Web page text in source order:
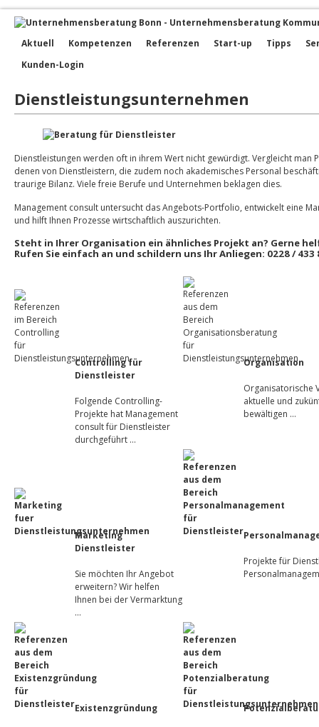
Aktuell Kompetenzen Referenzen Start-up Tipps
Kunden-Login
Dienstleistungsunternehmen
Dienstleistungen werden oft in ihrem Wert nicht gewürdigt. Vergleicht man
denen von Dienstleistern, die zudem noch akademisches Personal
traurige Bilanz. Viele freie Berufe und Unternehmen beklagen dies.
Management consult untersucht das Angebots-Portfolio, entwickelt eine
und hilft Ihnen Prozesse wirtschaftlich auszurichten.
Steht in Ihrer Organisation ein ähnliches Projekt an? Gerne
Rufen Sie einfach an und schildern uns Ihr Anliegen: 0228 / 433
Controlling für
Dienstleister
Folgende Controlling-
Projekte hat Management
consult für Dienstleister
durchgeführt …
Organisation
Organisatorische
aktuelle und
bewältigen …
Marketing
Dienstleister
Sie möchten Ihr Angebot
erweitern? Wir helfen
Ihnen bei der Vermarktung
…
Projekte für
Existenzgründung